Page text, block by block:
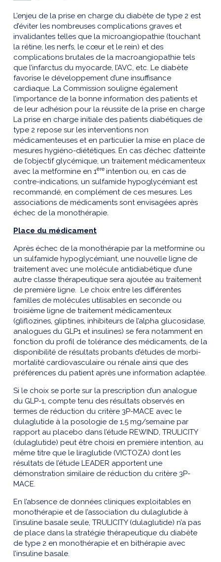
L’enjeu de la prise en charge du diabète de type 2 est
d’éviter les nombreuses complications graves et
invalidantes telles que la microangiopathie (touchant
la rétine, les nerfs, le cœur et le rein) et des
complications brutales de la macroangiopathie tels
que l’infarctus du myocarde, l’AVC, etc. Le diabète
favorise le développement d’une insuffisance
cardiaque. La Commission souligne également
l’importance de la bonne information des patients et
de leur adhésion pour la réussite de la prise en charge
La prise en charge initiale des patients diabétiques de
type 2 repose sur les interventions non
médicamenteuses et en particulier la mise en place de
mesures hygiéno-diététiques. En cas d’échec d’atteinte
de l’objectif glycémique, un traitement médicamenteux
avec la metformine en 1ère intention ou, en cas de
contre-indications, un sulfamide hypoglycémiant est
recommandé, en complément de ces mesures. Les
associations de médicaments sont envisagées après
échec de la monothérapie.
Place du médicament
Après échec de la monothérapie par la metformine ou
un sulfamide hypoglycémiant, une nouvelle ligne de
traitement avec une molécule antidiabétique d’une
autre classe thérapeutique sera ajoutée au traitement
de première ligne. Le choix entre les différentes
familles de molécules utilisables en seconde ou
troisième ligne de traitement médicamenteux
(gliflozines, gliptines, inhibiteurs de l’alpha glucosidase,
analogues du GLP1 et insulines) se fera notamment en
fonction du profil de tolérance des médicaments, de la
disponibilité de résultats probants d’études de morbi-
mortalité cardiovasculaire ou rénale ainsi que des
préférences du patient après une information adaptée.
Si le choix se porte sur la prescription d’un analogue
du GLP-1, compte tenu des résultats observés en
termes de réduction du critère 3P-MACE avec le
dulaglutide à la posologie de 1,5 mg/semaine par
rapport au placebo dans l’étude REWIND, TRULICITY
(dulaglutide) peut être choisi en première intention, au
même titre que le liraglutide (VICTOZA) dont les
résultats de l’étude LEADER apportent une
démonstration similaire de réduction du critère 3P-
MACE.
En l’absence de données cliniques exploitables en
monothérapie et de l’association du dulaglutide à
l’insuline basale seule, TRULICITY (dulaglutide) n’a pas
de place dans la stratégie thérapeutique du diabète
de type 2 en monothérapie et en bithérapie avec
l’insuline basale.